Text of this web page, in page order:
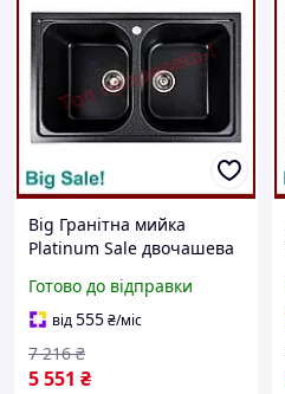
Big Гранітна мийка
Platinum Sale двочашева
мийка з штучного
каменю
Готово до відправки
від555₴/міс
5 551 ₴
7 216 ₴